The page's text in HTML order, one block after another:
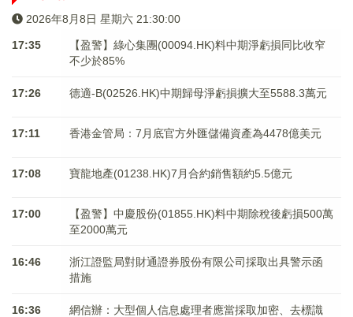
2026年8月8日 星期六 21:30:00
17:35
【盈警】綠心集團(00094.HK)料中期淨虧損同比收窄
不少於85%
17:26 德適-B(02526.HK)中期歸母淨虧損擴大至5588.3萬元
17:11 香港金管局：7月底官方外匯儲備資產為4478億美元
17:08 寶龍地產(01238.HK)7月合約銷售額約5.5億元
17:00
【盈警】中慶股份(01855.HK)料中期除稅後虧損500萬
至2000萬元
16:46
浙江證監局對財通證券股份有限公司採取出具警示函
措施
16:36
網信辦：大型個人信息處理者應當採取加密、去標識